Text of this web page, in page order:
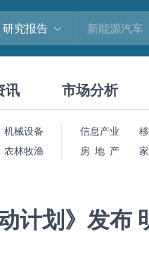
研究报告
讯 市场分析
机械设备
农林牧渔
信息产业
房 地 产
计划》发布